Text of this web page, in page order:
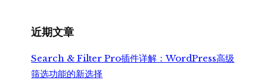
近期文章
Search & Filter Pro插件详解：WordPress高级
筛选功能的新选择